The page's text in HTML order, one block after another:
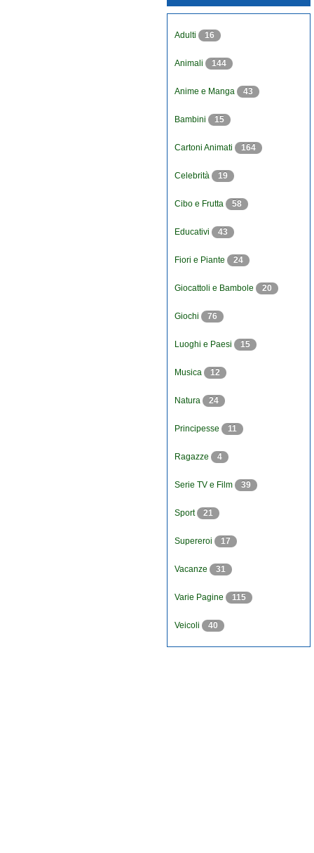
Adulti 16
Animali 144
Anime e Manga 43
Bambini 15
Cartoni Animati 164
Celebrità 19
Cibo e Frutta 58
Educativi 43
Fiori e Piante 24
Giocattoli e Bambole 20
Giochi 76
Luoghi e Paesi 15
Musica 12
Natura 24
Principesse 11
Ragazze 4
Serie TV e Film 39
Sport 21
Supereroi 17
Vacanze 31
Varie Pagine 115
Veicoli 40